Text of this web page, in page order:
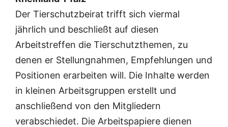
Der Tierschutzbeirat trifft sich viermal
jährlich und beschließt auf diesen
Arbeitstreffen die Tierschutzthemen, zu
denen er Stellungnahmen, Empfehlungen und
Positionen erarbeiten will. Die Inhalte werden
in kleinen Arbeitsgruppen erstellt und
anschließend von den Mitgliedern
verabschiedet. Die Arbeitspapiere dienen